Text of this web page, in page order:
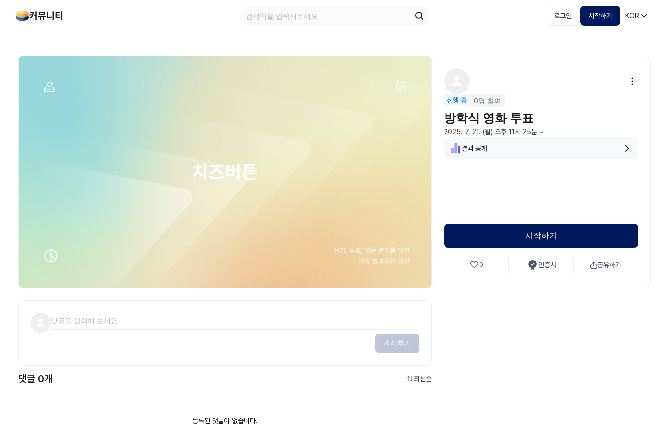
로그인 시작하기 KOR
게시하기
댓글 0개 최신순
등록된 댓글이 없습니다.
진행 중 0명 참여
방학식 영화 투표
2025. 7. 21. (월) 오후 11시 25분 ~
결과 공개
시작하기
0 인증서 공유하기